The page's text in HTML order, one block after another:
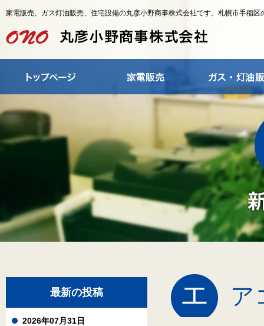
家電販売、ガス灯油販売、住宅設備の丸彦小野商事株式会社です。札幌市手稲区
エ ア
最新の投稿
2026年07月31日